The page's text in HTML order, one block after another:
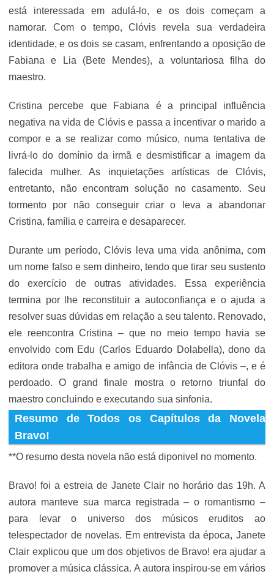
está interessada em adulá-lo, e os dois começam a
namorar. Com o tempo, Clóvis revela sua verdadeira
identidade, e os dois se casam, enfrentando a oposição de
Fabiana e Lia (Bete Mendes), a voluntariosa filha do
maestro.
Cristina percebe que Fabiana é a principal influência
negativa na vida de Clóvis e passa a incentivar o marido a
compor e a se realizar como músico, numa tentativa de
livrá-lo do domínio da irmã e desmistificar a imagem da
falecida mulher. As inquietações artísticas de Clóvis,
entretanto, não encontram solução no casamento. Seu
tormento por não conseguir criar o leva a abandonar
Cristina, família e carreira e desaparecer.
Durante um período, Clóvis leva uma vida anônima, com
um nome falso e sem dinheiro, tendo que tirar seu sustento
do exercício de outras atividades. Essa experiência
termina por lhe reconstituir a autoconfiança e o ajuda a
resolver suas dúvidas em relação a seu talento. Renovado,
ele reencontra Cristina – que no meio tempo havia se
envolvido com Edu (Carlos Eduardo Dolabella), dono da
editora onde trabalha e amigo de infância de Clóvis –, e é
perdoado. O grand finale mostra o retorno triunfal do
maestro concluindo e executando sua sinfonia.
Resumo de Todos os Capítulos da Novela
Bravo!
**O resumo desta novela não está diponivel no momento.
Bravo! foi a estreia de Janete Clair no horário das 19h. A
autora manteve sua marca registrada – o romantismo –
para levar o universo dos músicos eruditos ao
telespectador de novelas. Em entrevista da época, Janete
Clair explicou que um dos objetivos de Bravo! era ajudar a
promover a música clássica. A autora inspirou-se em vários